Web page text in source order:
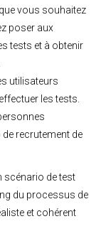
vous souhaitez
poser aux
tests et à obtenir
utilisateurs
les tests.
recrutement de
scénario de test
du processus de
et cohérent